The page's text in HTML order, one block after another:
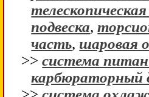
подвеска,
часть, шаровая
>>система
карбюраторный